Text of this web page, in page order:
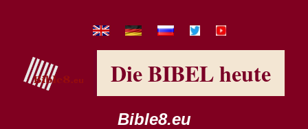
Die BIBEL heute
Bible8.eu